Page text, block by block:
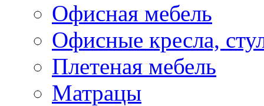
Офисная мебель
Офисные кресла,
Плетеная мебель
Матрацы